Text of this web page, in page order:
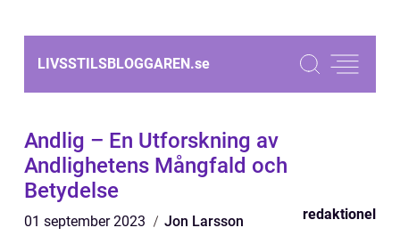
LIVSSTILSBLOGGAREN.se
Andlig – En Utforskning av
Andlighetens Mångfald och
Betydelse
01 september 2023 Jon Larsson redaktionel